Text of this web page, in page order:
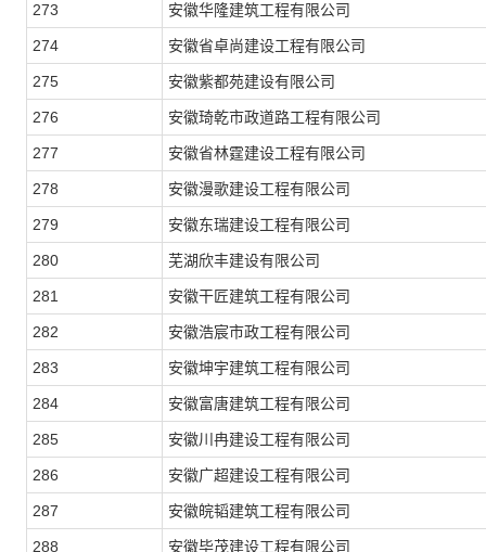
273 安徽华隆建筑工程有限公司
274 安徽省卓尚建设工程有限公司
275 安徽紫都苑建设有限公司
276 安徽琦乾市政道路工程有限公司
277 安徽省林霆建设工程有限公司
278 安徽漫歌建设工程有限公司
279 安徽东瑞建设工程有限公司
280 芜湖欣丰建设有限公司
281 安徽干匠建筑工程有限公司
282 安徽浩宸市政工程有限公司
283 安徽坤宇建筑工程有限公司
284 安徽富唐建筑工程有限公司
285 安徽川冉建设工程有限公司
286 安徽广超建设工程有限公司
287 安徽皖韬建筑工程有限公司
288 安徽毕茂建设工程有限公司